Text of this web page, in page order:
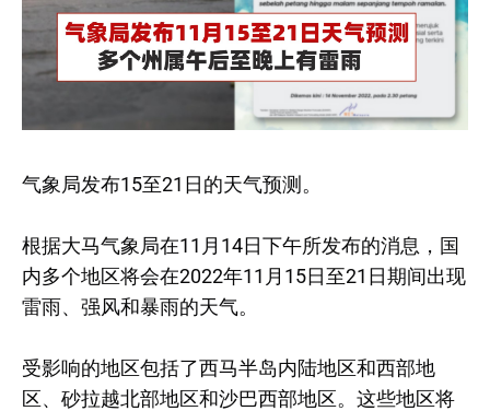
气象局发布15至21日的天气预测。
根据大马气象局在11月14日下午所发布的消息，国
内多个地区将会在2022年11月15日至21日期间出现
雷雨、强风和暴雨的天气。
受影响的地区包括了西马半岛内陆地区和西部地
区、砂拉越北部地区和沙巴西部地区。这些地区将